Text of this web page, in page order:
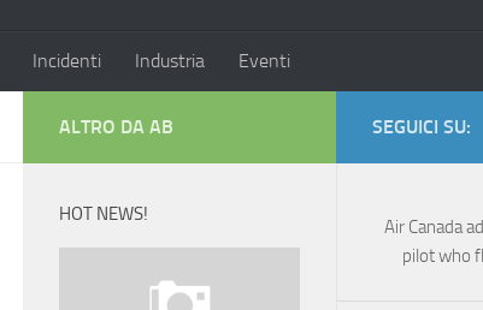
Incidenti Industria Eventi
SEGUICI SU:
Air Canada
pilot who
ALTRO DA AB
HOT NEWS!